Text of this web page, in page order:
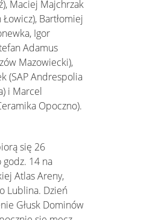
Maciej Majchrzak
Bartłomiej
Igor
Adamus
Mazowiecki),
(SAP Andrespolia
i Marcel
Opoczno).
się 26
14 na
Atlas Areny,
Lublina. Dzień
Głusk Dominów